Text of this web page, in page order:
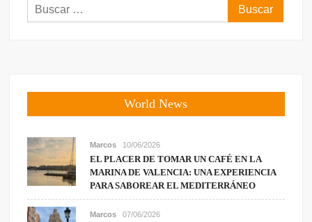
Buscar:
World News
Marcos 10/06/2026
EL PLACER DE TOMAR UN CAFÉ EN LA
MARINA DE VALENCIA: UNA EXPERIENCIA
PARA SABOREAR EL MEDITERRÁNEO
Marcos 07/06/2026